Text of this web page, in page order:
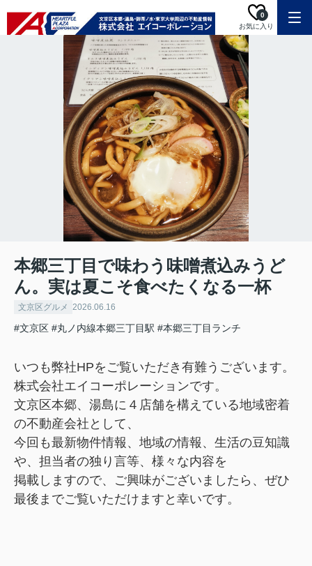
お気に入り
0
本郷三丁目で味わう味噌煮込みうど
ん。実は夏こそ食べたくなる一杯
文京区グルメ 2026.06.16
#文京区 #丸ノ内線本郷三丁目駅 #本郷三丁目ランチ
いつも弊社HPをご覧いただき有難うございます。
株式会社エイコーポレーションです。
文京区本郷、湯島に４店舗を構えている地域密着
の不動産会社として、
今回も最新物件情報、地域の情報、生活の豆知識
や、担当者の独り言等、様々な内容を
掲載しますので、ご興味がございましたら、ぜひ
最後までご覧いただけますと幸いです。